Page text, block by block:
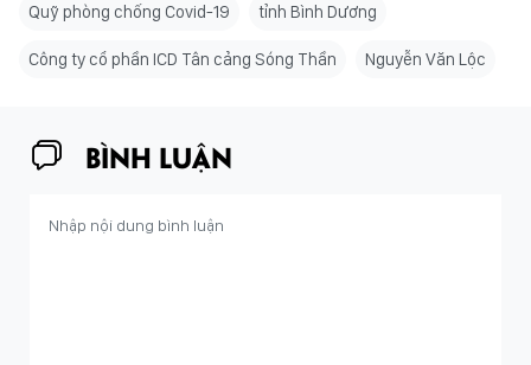
Quỹ phòng chống Covid-19 ​tỉnh Bình Dương
Công ty cổ phần ICD Tân cảng Sóng Thần Nguyễn Văn Lộc
BÌNH LUẬN